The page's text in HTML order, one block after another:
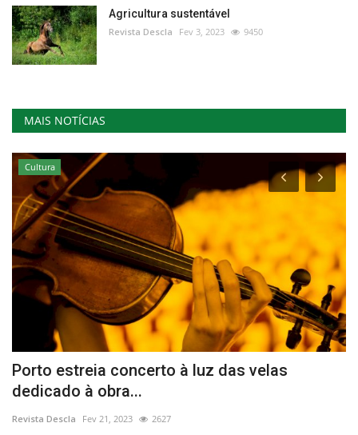
Agricultura sustentável
Revista Descla Fev 3, 2023 9450
MAIS NOTÍCIAS
Cultura
Porto estreia concerto à luz das velas
dedicado à obra...
Revista Descla Fev 21, 2023 2627